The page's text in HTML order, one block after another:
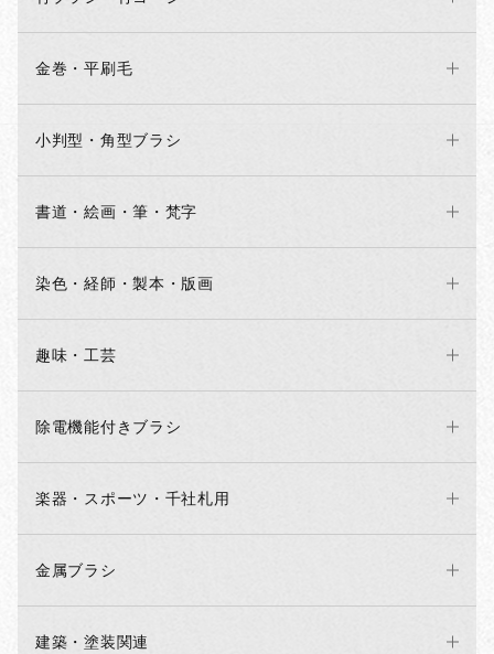
金巻・平刷毛
小判型・角型ブラシ
書道・絵画・筆・梵字
染色・経師・製本・版画
趣味・工芸
除電機能付きブラシ
楽器・スポーツ・千社札用
金属ブラシ
建築・塗装関連